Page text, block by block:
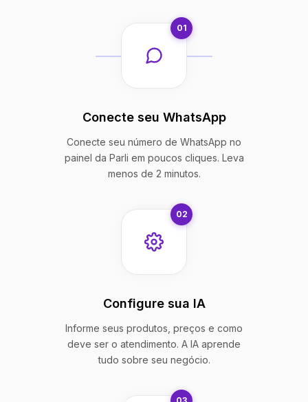
01
Conecte seu WhatsApp
Conecte seu número de WhatsApp no
painel da Parli em poucos cliques. Leva
menos de 2 minutos.
02
Configure sua IA
Informe seus produtos, preços e como
deve ser o atendimento. A IA aprende
tudo sobre seu negócio.